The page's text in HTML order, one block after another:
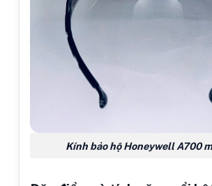
Kính bảo hộ Honeywell A700